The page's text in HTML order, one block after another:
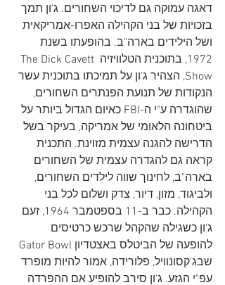
דאגה עמוקה גם לדיכוי השחורים. ג'ון תמך
בזכויות של בני הקהילה האפרו-אמריקאית
ושל הילידים בארה"ב. בהופעתו בשנת
1972, בתוכנית הטלוויזיה The Dick Cavett
Show, הצהיר ג'ון על תמיכתו בתוכנית עשר
הנקודות של תנועת הפנתרים השחורים,
שהוגדרה ע"י ה-FBI כאיום הגדול ביותר על
ביטחונה הלאומי של אמריקה, בעיקר בשל
הדרישה להגנה עצמית מזוינת. התכנית
קראה גם להגדרה עצמית של השחורים
בארה"ב, לחינוך שווה לילדים השחורים,
ולביגוד, מזון, דיור, צדק ושלום לכל בני
הקהילה. כבר ב-11 בספטמבר 1964, זעם
ג'ון כשגילה שהקהל שרכש כרטיסים
שבג'קסונוויל, פלורידה, אמור להיות מופרד
עפ"י הגזע. ג'ון סירב להופיע אם ההפרדה